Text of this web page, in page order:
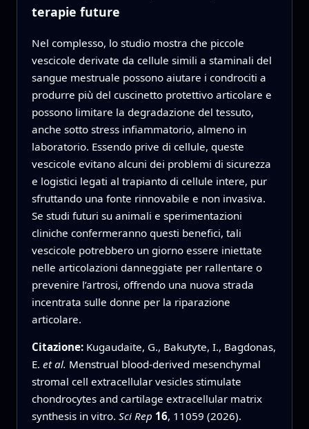
terapie future
Nel complesso, lo studio mostra che piccole
vescicole derivate da cellule simili a staminali del
sangue mestruale possono aiutare i condrociti a
produrre più del cuscinetto protettivo articolare e
possono limitare la degradazione del tessuto,
anche sotto stress infiammatorio, almeno in
laboratorio. Essendo prive di cellule, queste
vescicole evitano alcuni dei problemi di sicurezza
e logistici legati al trapianto di cellule intere, pur
sfruttando una fonte rinnovabile e non invasiva.
Se studi futuri su animali e sperimentazioni
cliniche confermeranno questi benefici, tali
vescicole potrebbero un giorno essere iniettate
nelle articolazioni danneggiate per rallentare o
prevenire l’artrosi, offrendo una nuova strada
incentrata sulle donne per la riparazione
articolare.
Citazione: Kugaudaite, G., Bakutyte, I., Bagdonas,
E. et al. Menstrual blood-derived mesenchymal
stromal cell extracellular vesicles stimulate
chondrocytes and cartilage extracellular matrix
synthesis in vitro. Sci Rep 16, 11059 (2026).